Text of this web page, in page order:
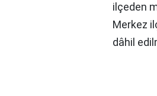
ilçeden
Merkez
dâhil